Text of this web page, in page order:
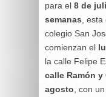
para el 8 de
semanas ,
colegio San
comienzan el
la calle Felipe
calle Ramón y
agosto , con